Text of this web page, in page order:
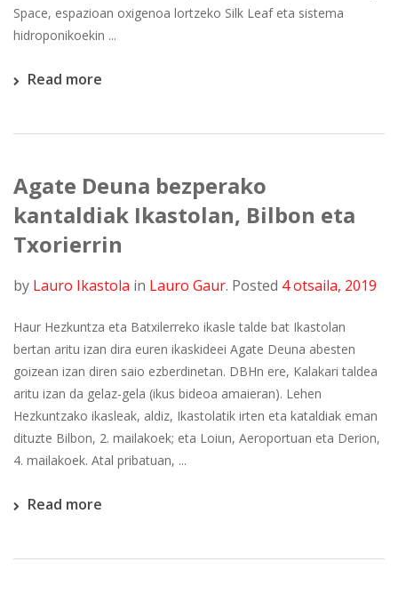
Space, espazioan oxigenoa lortzeko Silk Leaf eta sistema
hidroponikoekin ...
Read more
Agate Deuna bezperako
kantaldiak Ikastolan, Bilbon eta
Txorierrin
by Lauro Ikastola in Lauro Gaur. Posted 4 otsaila, 2019
Haur Hezkuntza eta Batxilerreko ikasle talde bat Ikastolan
bertan aritu izan dira euren ikaskideei Agate Deuna abesten
goizean izan diren saio ezberdinetan. DBHn ere, Kalakari taldea
aritu izan da gelaz-gela (ikus bideoa amaieran). Lehen
Hezkuntzako ikasleak, aldiz, Ikastolatik irten eta kataldiak eman
dituzte Bilbon, 2. mailakoek; eta Loiun, Aeroportuan eta Derion,
4. mailakoek. Atal pribatuan, ...
Read more